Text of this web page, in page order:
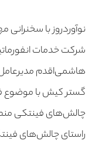
نوآوردروز با
شرکت خدمات
هاشمی‌اقدم
گستر کیش با موضوع
چالش‌های فینتکی
راستای چالش‌های